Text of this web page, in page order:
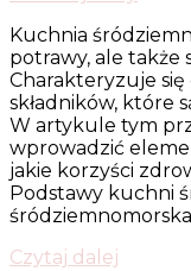
Kuchnia
potrawy, ale także
Charakteryzuje
składników, które
W artykule tym
wprowadzić
jakie korzyści
Podstawy kuchni
Czytaj dalej